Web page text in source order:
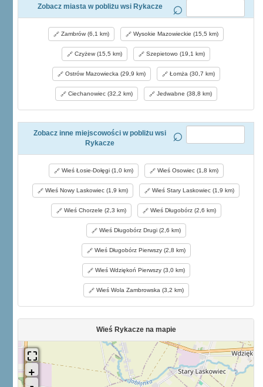
Zobacz miasta w pobliżu wsi Rykacze
Zambrów (6,1 km) Wysokie Mazowieckie (15,5 km)
Czyżew (15,5 km) Szepietowo (19,1 km)
Ostrów Mazowiecka (29,9 km) Łomża (30,7 km)
Ciechanowiec (32,2 km) Jedwabne (38,8 km)
Zobacz inne miejscowości w pobliżu wsi
Rykacze
Wieś Łosie-Dołęgi (1,0 km) Wieś Osowiec (1,8 km)
Wieś Nowy Laskowiec (1,9 km) Wieś Stary Laskowiec (1,9 km)
Wieś Chorzele (2,3 km) Wieś Długobórz (2,6 km)
Wieś Długobórz Drugi (2,6 km)
Wieś Długobórz Pierwszy (2,8 km)
Wieś Wdziękoń Pierwszy (3,0 km)
Wieś Wola Zambrowska (3,2 km)
Wieś Rykacze na mapie